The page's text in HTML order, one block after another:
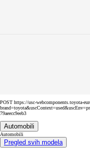
POST https://usc-webcomponents.toyota-
79aeecc9eeb3
Automobili
Automobili
Pregled svih modela